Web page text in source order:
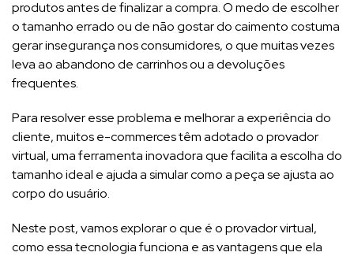
produtos antes de finalizar a compra. O medo de escolher
o tamanho errado ou de não gostar do caimento costuma
gerar insegurança nos consumidores, o que muitas vezes
leva ao abandono de carrinhos ou a devoluções
frequentes.
Para resolver esse problema e melhorar a experiência do
cliente, muitos e-commerces têm adotado o provador
virtual, uma ferramenta inovadora que facilita a escolha do
tamanho ideal e ajuda a simular como a peça se ajusta ao
corpo do usuário.
Neste post, vamos explorar o que é o provador virtual,
como essa tecnologia funciona e as vantagens que ela